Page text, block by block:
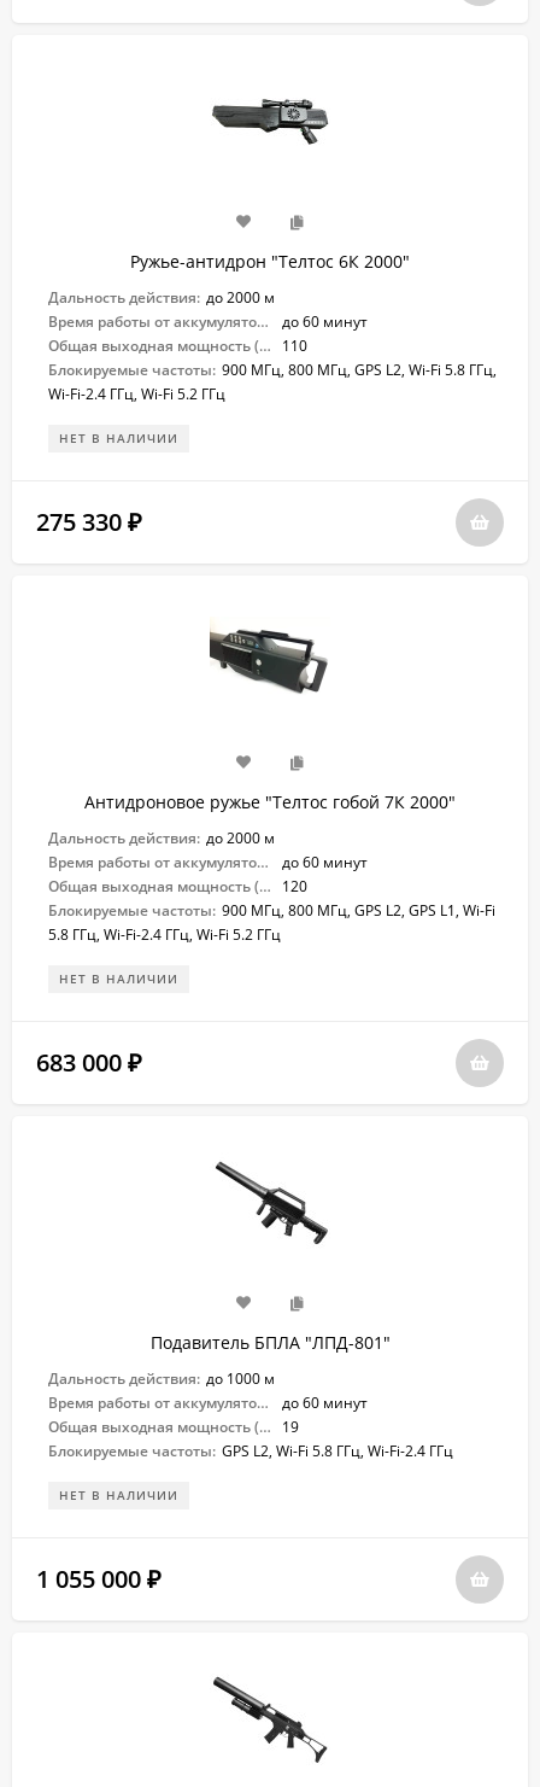
Ружье-антидрон "Телтос 6К 2000"
Дальность действия: до 2000 м
Время работы от аккумулятора:
до 60 минут
Общая выходная мощность (Вт):
110
Блокируемые частоты: 900 МГц, 800 МГц, GPS L2, Wi-Fi 5.8 ГГц,
Wi-Fi-2.4 ГГц, Wi-Fi 5.2 ГГц
НЕТ В НАЛИЧИИ
275 330 ₽
Антидроновое ружье "Телтос гобой 7К 2000"
Дальность действия: до 2000 м
Время работы от аккумулятора:
до 60 минут
Общая выходная мощность (Вт):
120
Блокируемые частоты: 900 МГц, 800 МГц, GPS L2, GPS L1, Wi-Fi
5.8 ГГц, Wi-Fi-2.4 ГГц, Wi-Fi 5.2 ГГц
НЕТ В НАЛИЧИИ
683 000 ₽
Подавитель БПЛА "ЛПД-801"
Дальность действия: до 1000 м
Время работы от аккумулятора:
до 60 минут
Общая выходная мощность (Вт):
19
Блокируемые частоты: GPS L2, Wi-Fi 5.8 ГГц, Wi-Fi-2.4 ГГц
НЕТ В НАЛИЧИИ
1 055 000 ₽